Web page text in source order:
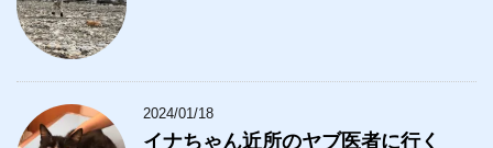
2024/01/18
イナちゃん近所のヤブ医者に行く